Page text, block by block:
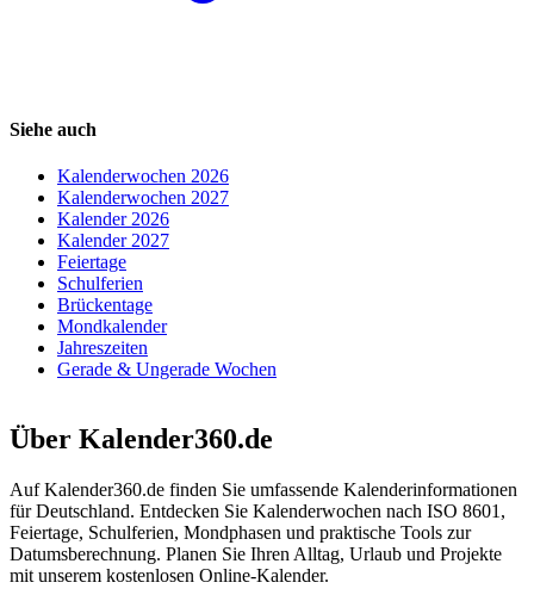
Siehe auch
Kalenderwochen 2026
Kalenderwochen 2027
Kalender 2026
Kalender 2027
Feiertage
Schulferien
Brückentage
Mondkalender
Jahreszeiten
Gerade & Ungerade Wochen
Über Kalender360.de
Auf Kalender360.de finden Sie umfassende Kalenderinformationen
für Deutschland. Entdecken Sie Kalenderwochen nach ISO 8601,
Feiertage, Schulferien, Mondphasen und praktische Tools zur
Datumsberechnung. Planen Sie Ihren Alltag, Urlaub und Projekte
mit unserem kostenlosen Online-Kalender.